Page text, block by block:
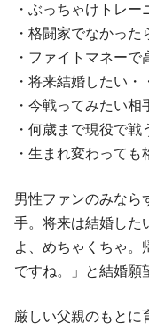
・ぶっちゃけトレ
・格闘家でなかっ
・ファイトマネー
・将来結婚したい・
・今戦ってみたい
・何歳まで現役で
・生まれ変わって
男性ファンのみなら
手。将来は結婚した
よ、めちゃくちゃ。
ですね。」と結婚願
厳しい父親のもとに